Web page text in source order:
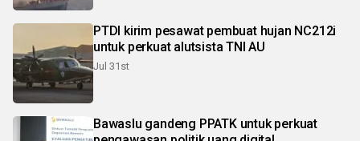
PTDI kirim pesawat pembuat hujan NC212i
untuk perkuat alutsista TNI AU
Jul 31st
Bawaslu gandeng PPATK untuk perkuat